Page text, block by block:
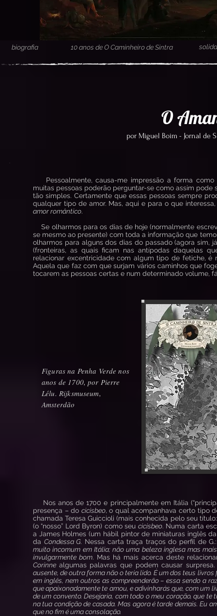
biografia 10 anos de O Caminheiro de Sintra
O
por Miguel Boim - Jornal de
Pessoalmente, causa-me impressão a forma como
muitas pessoas poderão perguntar-se como assim
tão simples. Certamente que essas pessoas sempre
qualquer tipo de amor. Mas, aqui e para o que
amor romântico.
Se olharmos para os dias de hoje (normalmente
se mesmo ao presente) com toda a informação que
olharmos para alguns dos dias do passado (agora sim,
(fronteiras, as quais ficam nas antípodas daquelas
relacionar excentricidade com algum tipo de fetiche, é
Aquela que faz com que surjam vários caminhos que
tocarem as pessoas certas e num determinado volume,
Figuras na Penha Verde nos
anos de 1700, por Pierre
Lélu. Rijksmuseum,
Amsterdão
Nos anos de 1700 e principalmente em Itália
presença – do cicisbeo, o qual acompanhava certo tipo
chamada Teresa Guiccioli (mais conhecida pelo seu
(o “nosso” Lord Byron) como seu cicisbeo. Numa carta
a James Holmes (um hábil pintor de miniaturas inglês
da Condessa G. Nessa carta traça traços do perfil de
muito incomum em Itália; não uma beleza inglesa mas
invulgarmente bom. Mas há mais acerca deste
Corinne algumas palavras que podem causar
ausente, de outra forma não o teria lido. É um dos teus
em inglês, nem outros as compreenderão – essa sendo a
que apaixonadamente te amou, e adivinharás que, com um
de um convento. Desejaria, com todo o meu coração, que
na tua condição de casada. Mas agora é tarde demais. Eu
que no fim é uma consolação.